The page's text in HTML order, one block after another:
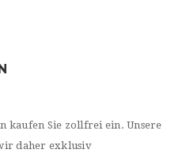
kaufen Sie zollfrei ein. Unsere
daher exklusiv